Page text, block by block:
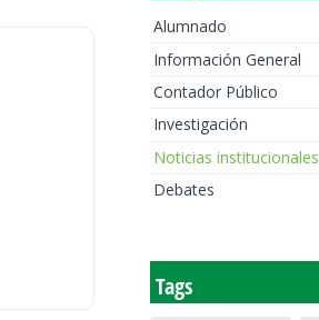
Alumnado
Información General
Contador Público
Investigación
Noticias institucionales
Debates
Tags